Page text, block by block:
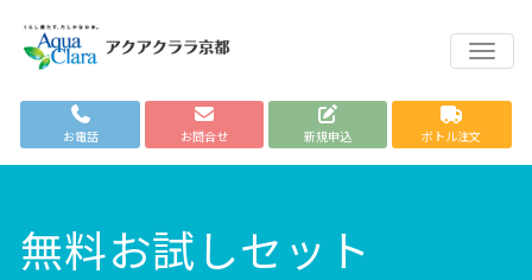
お電話 お問合せ 新規申込 ボトル注文
無料お試しセット